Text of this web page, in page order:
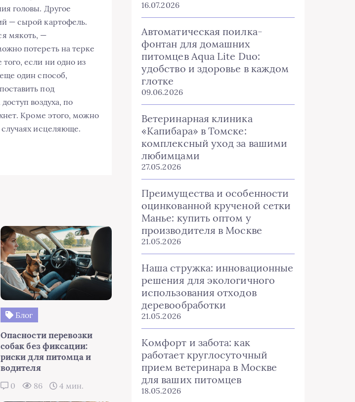
головы. Другое
— сырой картофель.
мякоть, —
потереть на терке
если ни одно из
один способ,
под
воздуха, по
Кроме этого, можно
исцеляюще.
Блог
Опасности перевозки
собак без фиксации:
риски для питомца и
водителя
0 86 4 мин.
16.07.2026
Автоматическая поилка-
фонтан для домашних
питомцев Aqua Lite Duo:
удобство и здоровье в каждом
глотке
09.06.2026
Ветеринарная клиника
«Капибара» в Томске:
комплексный уход за вашими
любимцами
27.05.2026
Преимущества и особенности
оцинкованной крученой сетки
Манье: купить оптом у
производителя в Москве
21.05.2026
Наша стружка: инновационные
решения для экологичного
использования отходов
деревообработки
21.05.2026
Комфорт и забота: как
работает круглосуточный
прием ветеринара в Москве
для ваших питомцев
18.05.2026